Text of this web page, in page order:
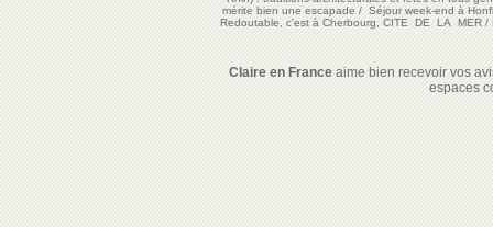
mérite bien une escapade/Séjour week-end à
Redoutable, c'est à Cherbourg, CITE DE LA MER/
Claire en Franceaime bien recevoir vos
espaces